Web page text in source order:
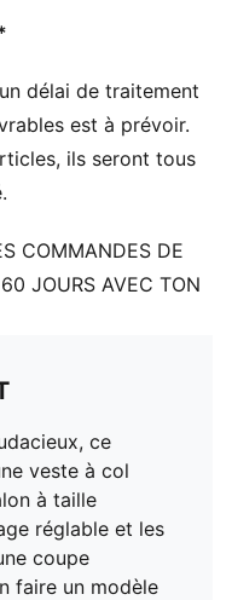
délai de traitement
est à prévoir.
ils seront tous
COMMANDES DE
JOURS AVEC TON
ce
veste à col
à taille
réglable et les
coupe
faire un modèle